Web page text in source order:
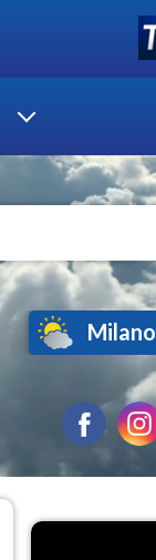
Milano